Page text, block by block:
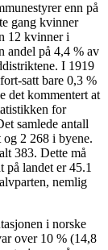
enn på
gang kvinner
12 kvinner i
andel på 4,4 % av
I 1919
satt bare 0,3 %
det kommentert at
for
samlede antall
og 2 268 i byene.
383. Dette må
på landet er 45.1
nemlig
i norske
over 10 % (14,8